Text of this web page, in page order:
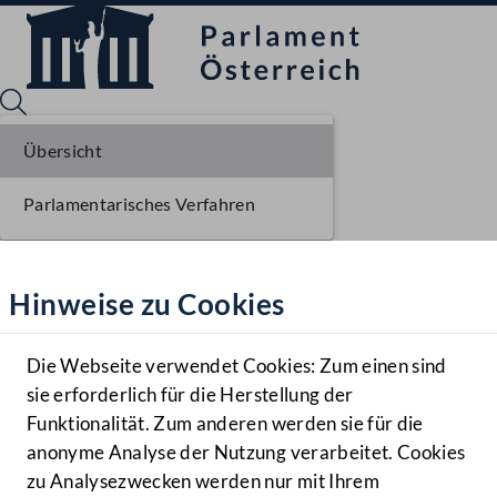
Hilfe
Benutzer
Navigationsmenü öffnen
MENÜ
Hinweise zu Cookies
Die Webseite verwendet Cookies: Zum einen sind
sie erforderlich für die Herstellung der
Funktionalität. Zum anderen werden sie für die
anonyme Analyse der Nutzung verarbeitet. Cookies
zu Analysezwecken werden nur mit Ihrem
Übersicht
Parlamentarisches Verfahren